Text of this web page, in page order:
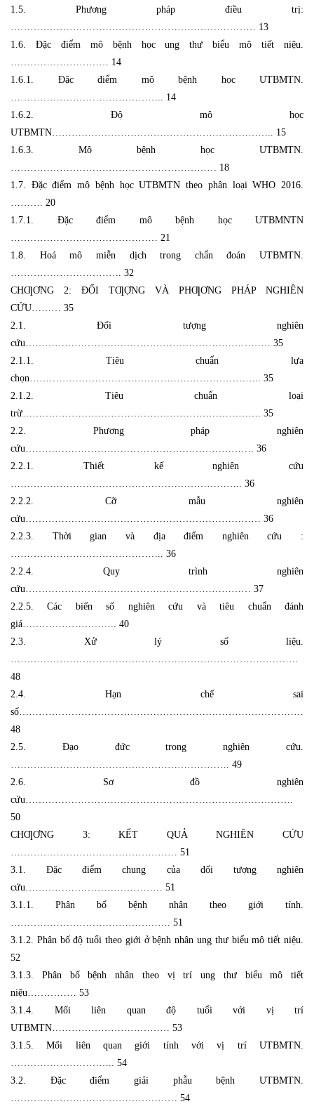
1.5. Phương pháp điều trị:
………………………………………………………………… 13
1.6. Đặc điểm mô bệnh học ung thư biểu mô tiết niệu.
………………………… 14
1.6.1. Đặc điểm mô bệnh học UTBMTN.
……………………………………….. 14
1.6.2. Độ mô học
UTBMTN………………………………………………………….. 15
1.6.3. Mô bệnh học UTBMTN.
……………………………………………………… 18
1.7. Đặc điểm mô bệnh học UTBMTN theo phân loại WHO 2016.
………. 20
1.7.1. Đặc điểm mô bệnh học UTBMNTN
……………………………………… 21
1.8. Hoá mô miễn dịch trong chẩn đoán UTBMTN.
……………………………. 32
CHƢƠNG 2: ĐỐI TƢỢNG VÀ PHƢƠNG PHÁP NGHIÊN
CỨU……… 35
2.1. Đối tượng nghiên
cứu………………………………………………………………… 35
2.1.1. Tiêu chuẩn lựa
chọn…………………………………………………………….. 35
2.1.2. Tiêu chuẩn loại
trừ………………………………………………………………. 35
2.2. Phương pháp nghiên
cứu……………………………………………………………. 36
2.2.1. Thiết kế nghiên cứu
…………………………………………………………….. 36
2.2.2. Cỡ mẫu nghiên
cứu……………………………………………………………… 36
2.2.3. Thời gian và địa điểm nghiên cứu :
……………………………………….. 36
2.2.4. Quy trình nghiên
cứu…………………………………………………………… 37
2.2.5. Các biến số nghiên cứu và tiêu chuẩn đánh
giá……………………….. 40
2.3. Xử lý số liệu.
48
2.4. Hạn chế sai
số……………………………………………………………………………
48
2.5. Đạo đức trong nghiên cứu.
…………………………………………………………. 49
2.6. Sơ đồ nghiên
cứu……………………………………………………………………….
50
CHƢƠNG 3: KẾT QUẢ NGHIÊN CỨU
…………………………………………… 51
3.1. Đặc điểm chung của đối tượng nghiên
cứu…………………………………… 51
3.1.1. Phân bố bệnh nhân theo giới tính.
…………………………………………. 51
3.1.2. Phân bố độ tuổi theo giới ở bệnh nhân ung thư biểu mô tiết niệu.
52
3.1.3. Phân bố bệnh nhân theo vị trí ung thư biểu mô tiết
niệu…………… 53
3.1.4. Mối liên quan độ tuổi với vị trí
UTBMTN……………………………… 53
3.1.5. Mối liên quan giới tính với vị trí UTBMTN.
………………………….. 54
3.2. Đặc điểm giải phẫu bệnh UTBMTN.
…………………………………………… 54